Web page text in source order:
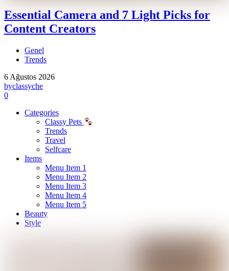
Essential Camera and 7 Light Picks for
Content Creators
Genel
Trends
6 Ağustos 2026
byclassyche
0
Categories
Classy Pets
Trends
Travel
Selfcare
Items
Menu Item 1
Menu Item 2
Menu Item 3
Menu Item 4
Menu Item 5
Beauty
Style